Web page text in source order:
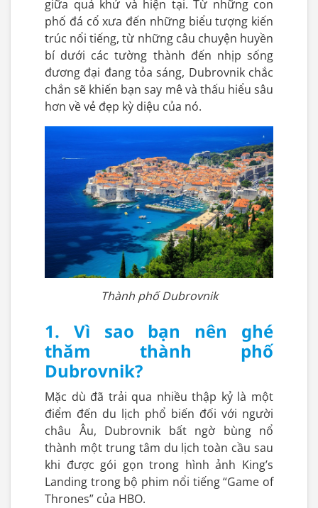
giữa quá khứ và hiện tại. Từ những con
phố đá cổ xưa đến những biểu tượng kiến
trúc nổi tiếng, từ những câu chuyện huyền
bí dưới các tường thành đến nhịp sống
đương đại đang tỏa sáng, Dubrovnik chắc
chắn sẽ khiến bạn say mê và thấu hiểu sâu
hơn về vẻ đẹp kỳ diệu của nó.
Thành phố Dubrovnik
1. Vì sao bạn nên ghé
thăm thành phố
Dubrovnik?
Mặc dù đã trải qua nhiều thập kỷ là một
điểm đến du lịch phổ biến đối với người
châu Âu, Dubrovnik bất ngờ bùng nổ
thành một trung tâm du lịch toàn cầu sau
khi được gói gọn trong hình ảnh King’s
Landing trong bộ phim nổi tiếng “Game of
Thrones” của HBO.